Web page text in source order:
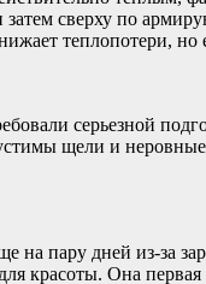
сверху по
теплопотери, но
серьезной
щели и
на пару дней из-за
красоты. Она первая